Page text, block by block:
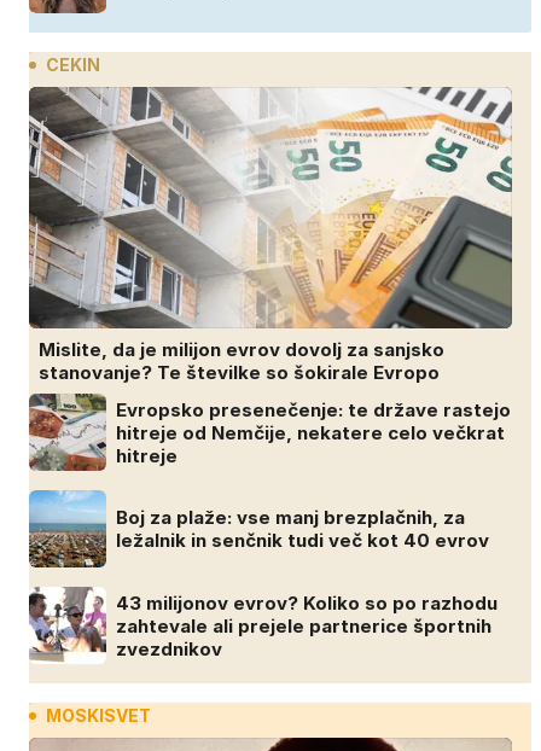
CEKIN
Mislite, da je milijon evrov dovolj za sanjsko
stanovanje? Te številke so šokirale Evropo
Evropsko presenečenje: te države rastejo
hitreje od Nemčije, nekatere celo večkrat
hitreje
Boj za plaže: vse manj brezplačnih, za
ležalnik in senčnik tudi več kot 40 evrov
43 milijonov evrov? Koliko so po razhodu
zahtevale ali prejele partnerice športnih
zvezdnikov
MOSKISVET